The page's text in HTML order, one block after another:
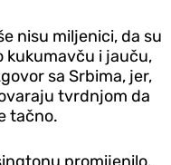
nisu miljenici, da su
kukumavču i jauču,
sa Srbima, jer,
tvrdnjom da
tačno.